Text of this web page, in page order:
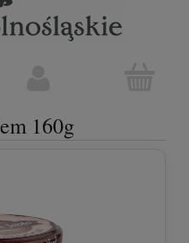
160g